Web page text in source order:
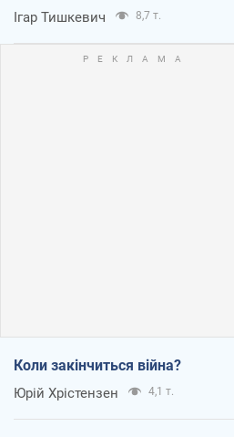
Ігар Тишкевич 8,7 т.
Коли закінчиться війна?
Юрій Хрістензен 4,1 т.